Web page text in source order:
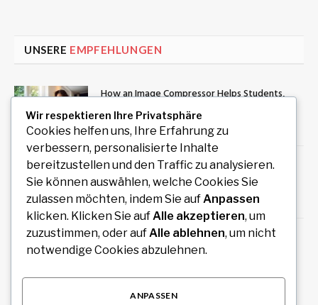
UNSERE EMPFEHLUNGEN
How an Image Compressor Helps Students,
Teachers, and Professionals Optimize Images
August 6, 2026
Private Rundreise mit Auto und Fahrer durch
Südindien planen
August 6, 2026
Redaktionelles Magazin mit hochwertigen
Artikeln zu Politik, Wirtschaft, Technologie,
Wir respektieren Ihre Privatsphäre
Cookies helfen uns, Ihre Erfahrung zu
verbessern, personalisierte Inhalte
bereitzustellen und den Traffic zu analysieren.
Sie können auswählen, welche Cookies Sie
zulassen möchten, indem Sie aufAnpassen
klicken. Klicken Sie aufAlle akzeptieren, um
zuzustimmen, oder aufAlle ablehnen, um nicht
notwendige Cookies abzulehnen.
ANPASSEN